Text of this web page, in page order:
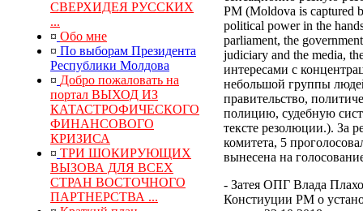
СВЕРХИДЕЯ РУССКИХ
...
¤ Обо мне
¤ По выборам Президента
Республики Молдова
¤ Добро пожаловать на
портал ВЫХОД ИЗ
КАТАСТРОФИЧЕСКОГО
ФИНАНСОВОГО
КРИЗИСА
¤ ТРИ ШОКИРУЮЩИХ
ВЫЗОВА ДЛЯ ВСЕХ
СТРАН ВОСТОЧНОГО
ПАРТНЕРСТВА ...
РМ (Moldova is captured
political power in the
parliament, the
judiciary and the media,
интересами с
небольшой группы
правительство,
полицию, судебную
тексте резолюции.). За
комитета, 5
вынесена на
- Затея ОПГ Влада
Констиуции РМ о